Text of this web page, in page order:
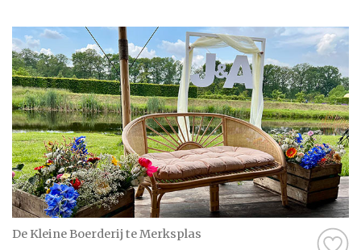
De Kleine Boerderij te Merksplas